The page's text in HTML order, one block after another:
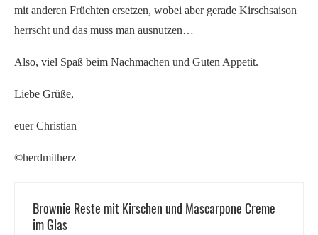
mit anderen Früchten ersetzen, wobei aber gerade Kirschsaison
herrscht und das muss man ausnutzen…
Also, viel Spaß beim Nachmachen und Guten Appetit.
Liebe Grüße,
euer Christian
©herdmitherz
Brownie Reste mit Kirschen und Mascarpone Creme
im Glas